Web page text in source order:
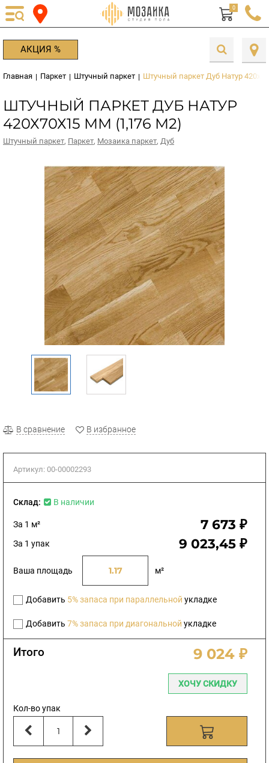
0
АКЦИЯ %
Главная | Паркет | Штучный паркет | Штучный паркет Дуб Натур
ШТУЧНЫЙ ПАРКЕТ ДУБ НАТУР
420Х70Х15 ММ (1,176 М2)
Штучный паркет, Паркет, Мозаика паркет, Дуб
В сравнение В избранное
Артикул: 00-00002293
Склад: В наличии
За 1 м² 7 673 ₽
За 1 упак 9 023,45 ₽
Ваша площадь м²
Добавить 5% запаса при параллельной укладке
Добавить 7% запаса при диагональной укладке
Итого 9 024 ₽
ХОЧУ СКИДКУ
Кол-во упак